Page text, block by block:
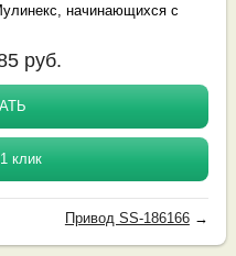
начинающихся с
руб.
клик
Привод SS-186166→